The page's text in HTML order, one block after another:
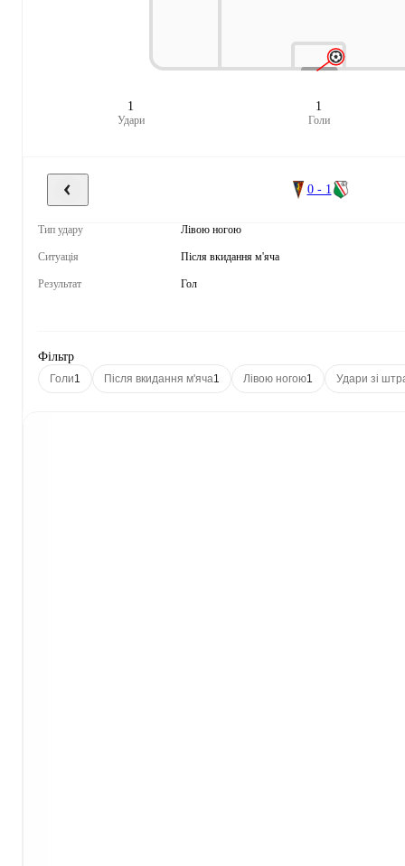
1
Удари
1
Голи
0 - 1
Тип удару Лівою ногою
Ситуація Після вкидання м'яча
Результат Гол
Фільтр
Голи1 Після вкидання м'яча1 Лівою ногою1 Удари зі